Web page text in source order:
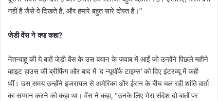
नहीं हैं जैसे वे दिखते हैं, और हमारे बहुत सारे दोस्त हैं।”
जेडी वेंस ने क्या कहा?
नेतन्याहू की ये बातें जेडी वेंस के उस बयान के जवाब में आईं जो उन्होंने पिछले महीने
व्हाइट हाउस की ब्रीफिंग और बाद में ‘द न्यूयॉर्क टाइम्स’ को दिए इंटरव्यू में कही
थीं। उस समय उन्होंने इजरायल से अमेरिका और ईरान के बीच चल रही शांति वार्ता
का सम्मान करने को कहा था। वेंस ने कहा, “उनके लिए मेरा संदेश दो बातों पर